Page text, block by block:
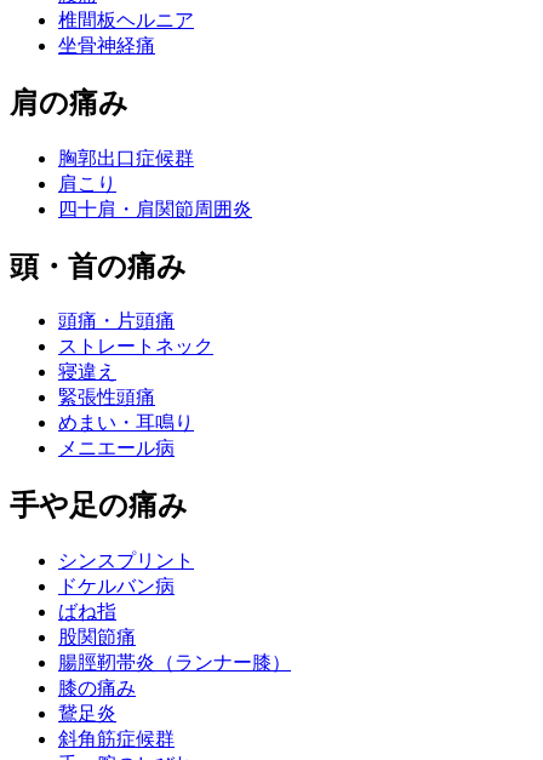
椎間板ヘルニア
坐骨神経痛
肩の痛み
胸郭出口症候群
肩こり
四十肩・肩関節周囲炎
頭・首の痛み
頭痛・片頭痛
ストレートネック
寝違え
緊張性頭痛
めまい・耳鳴り
メニエール病
手や足の痛み
シンスプリント
ドケルバン病
ばね指
股関節痛
腸脛靭帯炎（ランナー膝）
膝の痛み
鵞足炎
斜角筋症候群